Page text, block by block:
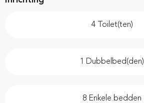
4 Toilet(ten)
1 Dubbelbed(den)
8 Enkele bedden